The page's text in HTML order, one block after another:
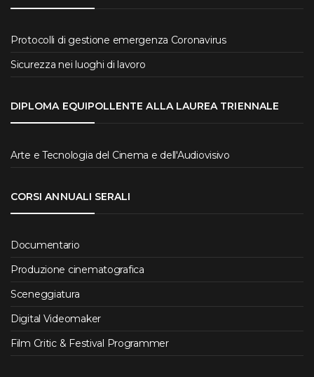
Protocolli di gestione emergenza Coronavirus
Sicurezza nei luoghi di lavoro
DIPLOMA EQUIPOLLENTE ALLA LAUREA TRIENNALE
Arte e Tecnologia del Cinema e dell'Audiovisivo
CORSI ANNUALI SERALI
Documentario
Produzione cinematografica
Sceneggiatura
Digital Videomaker
Film Critic & Festival Programmer